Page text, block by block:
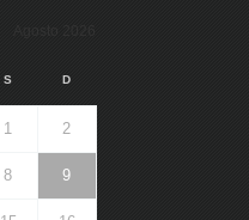
S D
1 2
8 9